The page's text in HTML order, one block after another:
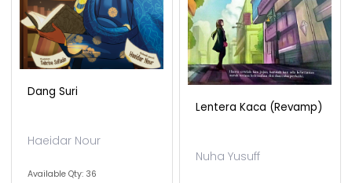
Dang Suri
Haeidar Nour
Available Qty: 36
Lentera Kaca (revamp)
Nuha Yusuff